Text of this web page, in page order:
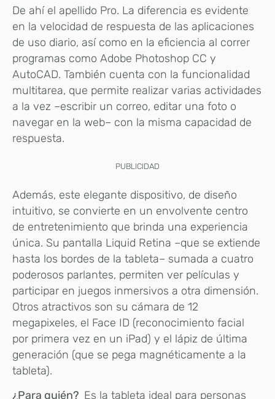
De ahí el apellido Pro. La diferencia es evidente
en la velocidad de respuesta de las aplicaciones
de uso diario, así como en la eficiencia al correr
programas como Adobe Photoshop CC y
AutoCAD. También cuenta con la funcionalidad
multitarea, que permite realizar varias actividades
a la vez –escribir un correo, editar una foto o
navegar en la web– con la misma capacidad de
respuesta.
PUBLICIDAD
Además, este elegante dispositivo, de diseño
intuitivo, se convierte en un envolvente centro
de entretenimiento que brinda una experiencia
única. Su pantalla Liquid Retina –que se extiende
hasta los bordes de la tableta– sumada a cuatro
poderosos parlantes, permiten ver películas y
participar en juegos inmersivos a otra dimensión.
Otros atractivos son su cámara de 12
megapixeles, el Face ID (reconocimiento facial
por primera vez en un iPad) y el lápiz de última
generación (que se pega magnéticamente a la
tableta).
¿Para quién? Es la tableta ideal para personas